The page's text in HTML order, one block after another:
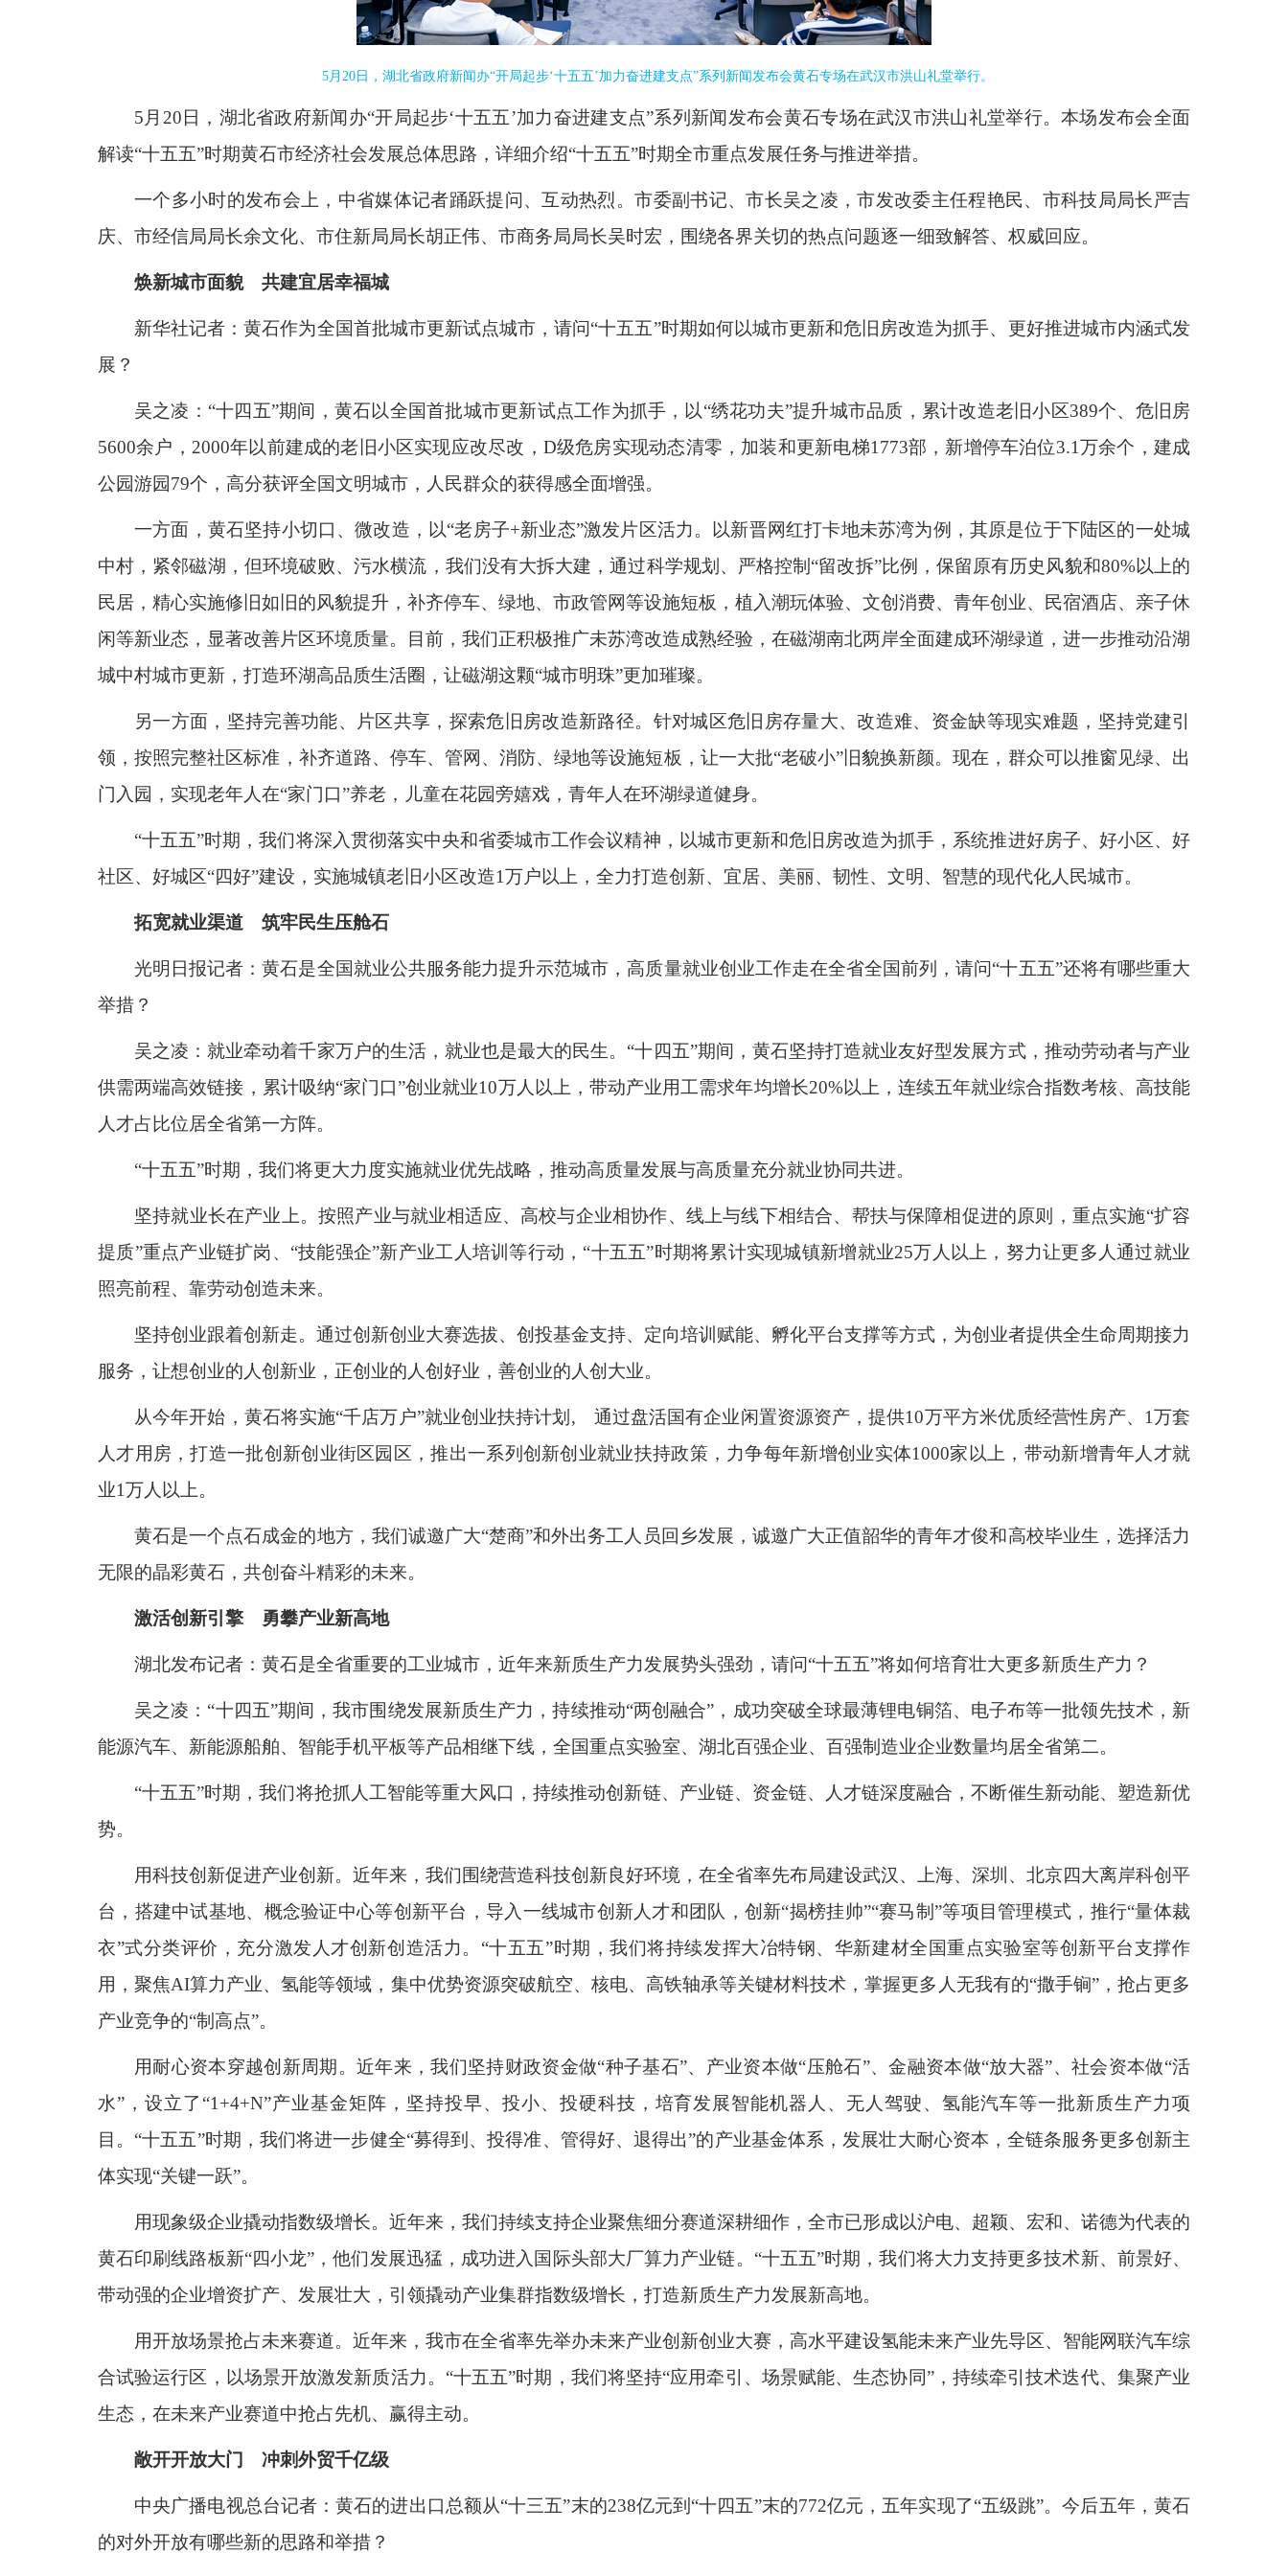
5月20日，湖北省政府新闻办“开局起步‘十五五’加力奋进建支点”系列新闻发布会黄石专场在武汉市洪山礼堂举行。
5月20日，湖北省政府新闻办“开局起步‘十五五’加力奋进建支点”系列新闻发布会黄石专场在武汉市洪山礼堂举行。本场发布会全面
解读“十五五”时期黄石市经济社会发展总体思路，详细介绍“十五五”时期全市重点发展任务与推进举措。
一个多小时的发布会上，中省媒体记者踊跃提问、互动热烈。市委副书记、市长吴之凌，市发改委主任程艳民、市科技局局长严吉
庆、市经信局局长余文化、市住新局局长胡正伟、市商务局局长吴时宏，围绕各界关切的热点问题逐一细致解答、权威回应。
焕新城市面貌 共建宜居幸福城
新华社记者：黄石作为全国首批城市更新试点城市，请问“十五五”时期如何以城市更新和危旧房改造为抓手、更好推进城市内涵式发
展？
吴之凌：“十四五”期间，黄石以全国首批城市更新试点工作为抓手，以“绣花功夫”提升城市品质，累计改造老旧小区389个、危旧房
5600余户，2000年以前建成的老旧小区实现应改尽改，D级危房实现动态清零，加装和更新电梯1773部，新增停车泊位3.1万余个，建成
公园游园79个，高分获评全国文明城市，人民群众的获得感全面增强。
一方面，黄石坚持小切口、微改造，以“老房子+新业态”激发片区活力。以新晋网红打卡地未苏湾为例，其原是位于下陆区的一处城
中村，紧邻磁湖，但环境破败、污水横流，我们没有大拆大建，通过科学规划、严格控制“留改拆”比例，保留原有历史风貌和80%以上的
民居，精心实施修旧如旧的风貌提升，补齐停车、绿地、市政管网等设施短板，植入潮玩体验、文创消费、青年创业、民宿酒店、亲子休
闲等新业态，显著改善片区环境质量。目前，我们正积极推广未苏湾改造成熟经验，在磁湖南北两岸全面建成环湖绿道，进一步推动沿湖
城中村城市更新，打造环湖高品质生活圈，让磁湖这颗“城市明珠”更加璀璨。
另一方面，坚持完善功能、片区共享，探索危旧房改造新路径。针对城区危旧房存量大、改造难、资金缺等现实难题，坚持党建引
领，按照完整社区标准，补齐道路、停车、管网、消防、绿地等设施短板，让一大批“老破小”旧貌换新颜。现在，群众可以推窗见绿、出
门入园，实现老年人在“家门口”养老，儿童在花园旁嬉戏，青年人在环湖绿道健身。
“十五五”时期，我们将深入贯彻落实中央和省委城市工作会议精神，以城市更新和危旧房改造为抓手，系统推进好房子、好小区、好
社区、好城区“四好”建设，实施城镇老旧小区改造1万户以上，全力打造创新、宜居、美丽、韧性、文明、智慧的现代化人民城市。
拓宽就业渠道 筑牢民生压舱石
光明日报记者：黄石是全国就业公共服务能力提升示范城市，高质量就业创业工作走在全省全国前列，请问“十五五”还将有哪些重大
举措？
吴之凌：就业牵动着千家万户的生活，就业也是最大的民生。“十四五”期间，黄石坚持打造就业友好型发展方式，推动劳动者与产业
供需两端高效链接，累计吸纳“家门口”创业就业10万人以上，带动产业用工需求年均增长20%以上，连续五年就业综合指数考核、高技能
人才占比位居全省第一方阵。
“十五五”时期，我们将更大力度实施就业优先战略，推动高质量发展与高质量充分就业协同共进。
坚持就业长在产业上。按照产业与就业相适应、高校与企业相协作、线上与线下相结合、帮扶与保障相促进的原则，重点实施“扩容
提质”重点产业链扩岗、“技能强企”新产业工人培训等行动，“十五五”时期将累计实现城镇新增就业25万人以上，努力让更多人通过就业
照亮前程、靠劳动创造未来。
坚持创业跟着创新走。通过创新创业大赛选拔、创投基金支持、定向培训赋能、孵化平台支撑等方式，为创业者提供全生命周期接力
服务，让想创业的人创新业，正创业的人创好业，善创业的人创大业。
从今年开始，黄石将实施“千店万户”就业创业扶持计划, 通过盘活国有企业闲置资源资产，提供10万平方米优质经营性房产、1万套
人才用房，打造一批创新创业街区园区，推出一系列创新创业就业扶持政策，力争每年新增创业实体1000家以上，带动新增青年人才就
业1万人以上。
黄石是一个点石成金的地方，我们诚邀广大“楚商”和外出务工人员回乡发展，诚邀广大正值韶华的青年才俊和高校毕业生，选择活力
无限的晶彩黄石，共创奋斗精彩的未来。
激活创新引擎 勇攀产业新高地
湖北发布记者：黄石是全省重要的工业城市，近年来新质生产力发展势头强劲，请问“十五五”将如何培育壮大更多新质生产力？
吴之凌：“十四五”期间，我市围绕发展新质生产力，持续推动“两创融合”，成功突破全球最薄锂电铜箔、电子布等一批领先技术，新
能源汽车、新能源船舶、智能手机平板等产品相继下线，全国重点实验室、湖北百强企业、百强制造业企业数量均居全省第二。
“十五五”时期，我们将抢抓人工智能等重大风口，持续推动创新链、产业链、资金链、人才链深度融合，不断催生新动能、塑造新优
势。
用科技创新促进产业创新。近年来，我们围绕营造科技创新良好环境，在全省率先布局建设武汉、上海、深圳、北京四大离岸科创平
台，搭建中试基地、概念验证中心等创新平台，导入一线城市创新人才和团队，创新“揭榜挂帅”“赛马制”等项目管理模式，推行“量体裁
衣”式分类评价，充分激发人才创新创造活力。“十五五”时期，我们将持续发挥大冶特钢、华新建材全国重点实验室等创新平台支撑作
用，聚焦AI算力产业、氢能等领域，集中优势资源突破航空、核电、高铁轴承等关键材料技术，掌握更多人无我有的“撒手锏”，抢占更多
产业竞争的“制高点”。
用耐心资本穿越创新周期。近年来，我们坚持财政资金做“种子基石”、产业资本做“压舱石”、金融资本做“放大器”、社会资本做“活
水”，设立了“1+4+N”产业基金矩阵，坚持投早、投小、投硬科技，培育发展智能机器人、无人驾驶、氢能汽车等一批新质生产力项
目。“十五五”时期，我们将进一步健全“募得到、投得准、管得好、退得出”的产业基金体系，发展壮大耐心资本，全链条服务更多创新主
体实现“关键一跃”。
用现象级企业撬动指数级增长。近年来，我们持续支持企业聚焦细分赛道深耕细作，全市已形成以沪电、超颖、宏和、诺德为代表的
黄石印刷线路板新“四小龙”，他们发展迅猛，成功进入国际头部大厂算力产业链。“十五五”时期，我们将大力支持更多技术新、前景好、
带动强的企业增资扩产、发展壮大，引领撬动产业集群指数级增长，打造新质生产力发展新高地。
用开放场景抢占未来赛道。近年来，我市在全省率先举办未来产业创新创业大赛，高水平建设氢能未来产业先导区、智能网联汽车综
合试验运行区，以场景开放激发新质活力。“十五五”时期，我们将坚持“应用牵引、场景赋能、生态协同”，持续牵引技术迭代、集聚产业
生态，在未来产业赛道中抢占先机、赢得主动。
敞开开放大门 冲刺外贸千亿级
中央广播电视总台记者：黄石的进出口总额从“十三五”末的238亿元到“十四五”末的772亿元，五年实现了“五级跳”。今后五年，黄石
的对外开放有哪些新的思路和举措？